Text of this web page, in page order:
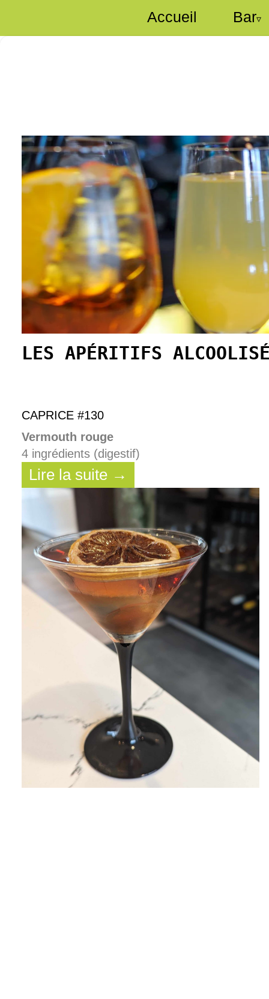
Accueil Bar▿
LES APÉRITIFS
CAPRICE #130
Vermouth rouge
4 ingrédients (digestif)
Lire la suite →